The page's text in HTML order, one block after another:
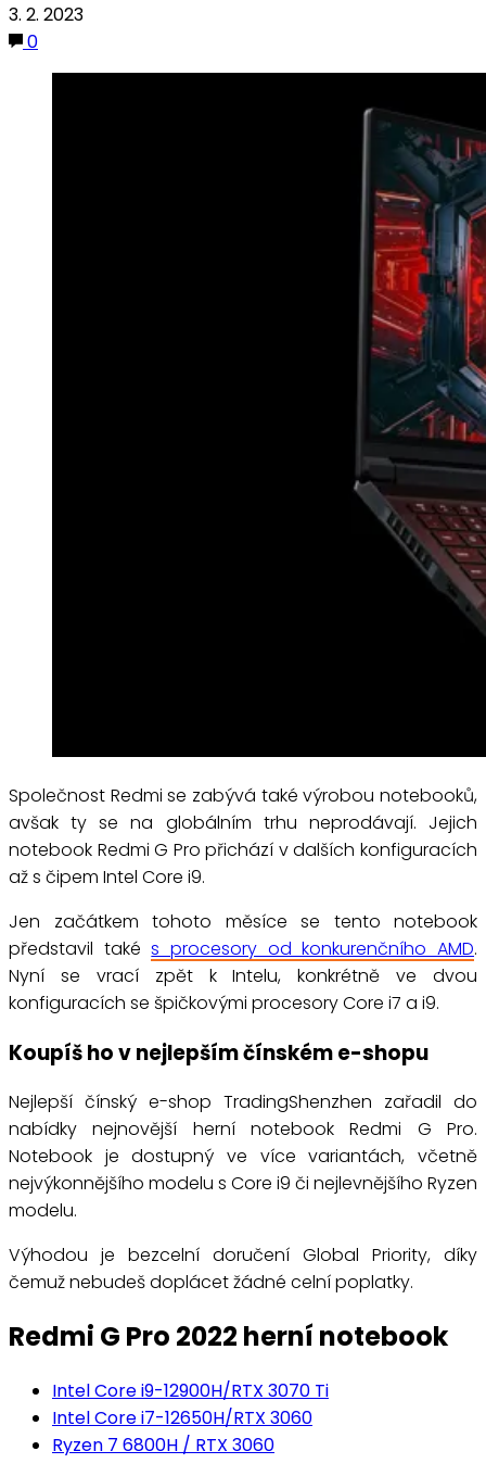
3. 2. 2023
0
Společnost Redmi se zabývá také výrobou notebooků,
avšak ty se na globálním trhu neprodávají. Jejich
notebook Redmi G Pro přichází v dalších konfiguracích
až s čipem Intel Core i9.
Jen začátkem tohoto měsíce se tento notebook
představil takés procesory od konkurenčního AMD.
Nyní se vrací zpět k Intelu, konkrétně ve dvou
konfiguracích se špičkovými procesory Core i7 a i9.
Koupíš ho v nejlepším čínském e-shopu
Nejlepší čínský e-shop TradingShenzhen zařadil do
nabídky nejnovější herní notebook Redmi G Pro.
Notebook je dostupný ve více variantách, včetně
nejvýkonnějšího modelu s Core i9 či nejlevnějšího Ryzen
modelu.
Výhodou je bezcelní doručení Global Priority, díky
čemuž nebudeš doplácet žádné celní poplatky.
Redmi G Pro 2022 herní notebook
Intel Core i9-12900H/RTX 3070 Ti
Intel Core i7-12650H/RTX 3060
Ryzen 7 6800H / RTX 3060